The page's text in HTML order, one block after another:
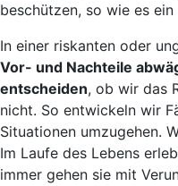
beschützen, so wie es
In einer riskanten oder
Vor- und Nachteile
entscheiden, ob wir das
nicht. So entwickeln wir
Situationen umzugehen.
Im Laufe des Lebens
immer gehen sie mit